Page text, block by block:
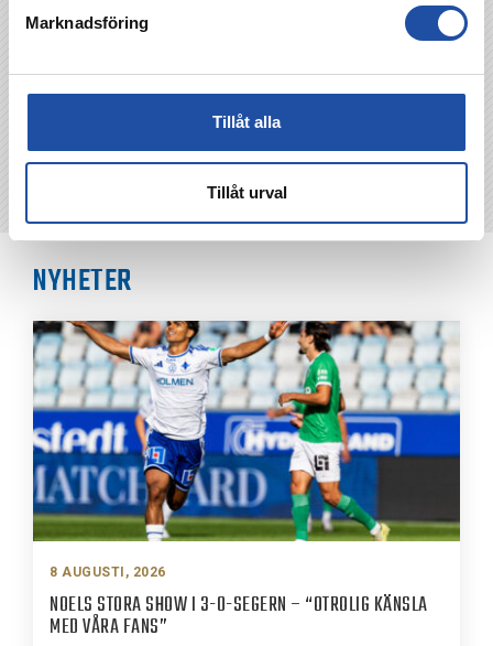
Marknadsföring
Tillåt alla
Tillåt urval
NYHETER
8 AUGUSTI, 2026
NOELS STORA SHOW I 3-0-SEGERN – “OTROLIG KÄNSLA
MED VÅRA FANS”